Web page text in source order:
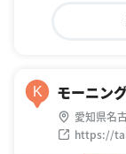
K モーニン
愛知県名
https://